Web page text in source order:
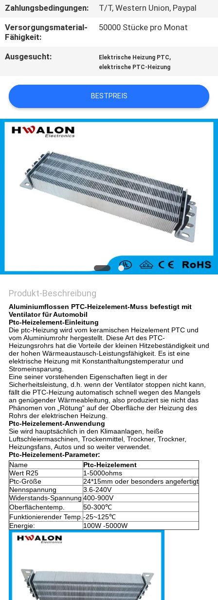
NEUIGKEITEN
ANGEBOT
ANFORDERN
SITEMAP
DATENSCHUTZRICHTLINIE
Zahlungsbedingungen:
T/T, Western Union, Paypal
Versorgungsmaterial-
Fähigkeit:
50000 Stücke pro Monat
Ausgesucht: Elektrische Heizung PTC,
elektrische PTC-Heizung
BESTPREIS
Produkt-Beschreibung
Aluminiumflossen PTC-Heizelement-Muss befestigt mit
Ventilator für Automobil
Ptc-Heizelement-Einleitung
Die ptc-Heizung wird vom keramischen Heizelement PTC und
vom Aluminiumrohr hergestellt. Diese Art des PTC-
Heizungsrohrs hat die Vorteile der kleinen Hitzebeständigkeit und
der hohen Wärmeaustausch-Leistungsfähigkeit. Es ist eine
elektrische Heizung mit Konstanthaltungstemperatur und
Stromeinsparung.
Eine seiner vorstehenden Eigenschaften liegt in der
Sicherheitsleistung, d.h. wenn der Ventilator stoppen nicht kann,
fällt die PTC-Heizung automatisch schnell wegen des Mangels
an genügender Wärmeableitung, also produziert sie nicht das
Phänomen von „Rötung“ auf der Oberfläche der Heizung des
Rohrs der elektrischen Heizung.
Ptc-Heizelement-Anwendung
Sie wird hauptsächlich in den Klimaanlagen, heiße
Luftschleiermaschinen, Trockenmittel, Trockner, Trockner,
Heizungsfans, Autos und so weiter verwendet.
Ptc-Heizelement-Parameter:
Name
Ptc-Heizelement
Wert R25
1-5000ohms
Ptc-Größe
24*15mm oder besonders angefertigt
Nennspannung
3.6-240V
Widerstands-Spannung 400-900V
Oberflächentemp.
50-300℃
Funktionierender Temp.-25~125℃
Energie:
100W -5000W